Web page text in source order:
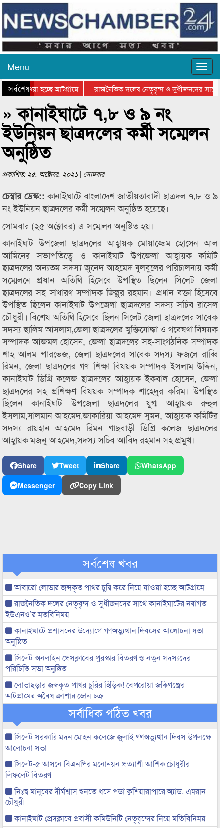
Menu
সর্বশেষ
যাওয়া হচ্ছে আটগ্রামে
রাজনৈতিক দলের নেতৃবৃন্দ ও সুধীজনদের সাথে
পুরস্কার বিতরণ সম্পন্ন
» কানাইঘাটে ৭,৮ ও ৯ নং
ইউনিয়ন ছাত্রদলের কর্মী সম্মেলন
অনুষ্ঠিত
প্রকাশিত: ২৫. অক্টোবর. ২০২১ | সোমবার
চেম্বার ডেস্ক::কানাইঘাটে বাংলাদেশ জাতীয়তাবাদী ছাত্রদল ৭,৮ ও ৯
নং ইউনিয়ন ছাত্রদলের কর্মী সম্মেলন অনুষ্ঠিত হয়েছে।
সোমবার (২৫ অক্টোবর) এ সম্মেলন অনুষ্টিত হয়।
কানাইঘাট উপজেলা ছাত্রদলের আহ্বায়ক মোয়াজ্জেম হোসেন আল
আমিনের সভাপতিত্বে ও কানাইঘাট উপজেলা আহ্বায়ক কমিটি
ছাত্রদলের অন্যতম সদস্য জুনেদ আহমেদ বুলবুলের পরিচালনায় কর্মী
সম্মেলনে প্রধান অতিথি হিসেবে উপস্থিত ছিলেন সিলেট জেলা
ছাত্রদলের সহ সাধারণ সম্পাদক জিল্লুর রহমান। প্রধান বক্তা হিসেবে
উপস্থিত ছিলেন কানাইঘাট উপজেলা ছাত্রদলের সদস্য সচিব রাসেল
চৌধুরী। বিশেষ অতিথি হিসেবে ছিলন সিলেট জেলা ছাত্রদলের সাবেক
সদস্য ছালিম আসলাম,জেলা ছাত্রদলের মুক্তিযোদ্ধা ও গবেষণা বিষয়ক
সম্পাদক আজমল হোসেন, জেলা ছাত্রদলের সহ-সাংগঠনিক সম্পাদক
শাহ আলম পারভেজ, জেলা ছাত্রদলের সাবেক সদস্য ফজলে রাব্বি
রিমন, জেলা ছাত্রদলের গণ শিক্ষা বিষয়ক সম্পাদক ইসলাম উদ্দিন,
কানাইঘাট ডিগ্রি কলেজ ছাত্রদলের আহ্বায়ক ইকবাল হোসেন, জেলা
ছাত্রদলের সহ প্রশিক্ষণ বিষয়ক সম্পাদক শাহেদুর করিম। উপস্থিত
ছিলেন কানাইঘাট উপজেলা ছাত্রদলের যুগ্ম আহ্বায়ক রুহুল
ইসলাম,সালমান আহমেদ,জাকারিয়া আহমেদ সুমন, আহ্বায়ক কমিটির
সদস্য রায়হান আহমেদ রিমন গাছবাড়ী ডিগ্রি কলেজ ছাত্রদলের
আহ্বায়ক মজনু আহমেদ,সদস্য সচিব আবিদ রহমান সহ প্রমুখ।
Share Tweet Share
WhatsApp
Messenger
Copy Link
সর্বশেষ খবর
আবারো লোভার জব্দকৃত পাথর চুরি করে নিয়ে যাওয়া হচ্ছে আটগ্রামে
রাজনৈতিক দলের নেতৃবৃন্দ ও সুধীজনদের সাথে কানাইঘাটের নবাগত
ইউএনও’র মতবিনিময়
কানাইঘাটে প্রশাসনের উদ্যোগে গণঅভ্যুত্থান দিবসের আলোচনা সভা
অনুষ্ঠিত
সিলেট অনলাইন প্রেসক্লাবের পুরস্কার বিতরণ ও নতুন সদস্যদের
পরিচিতি সভা অনুষ্ঠিত
লোভাছড়ার জব্দকৃত পাথর চুরির হিড়িক! বেপরোয়া জকিগঞ্জের
আটগ্রামের অবৈধ ক্রাশার জোন চক্র
সর্বাধিক পঠিত খবর
সিলেট সরকারি মদন মোহন কলেজে জুলাই গণঅভ্যুত্থান দিবস উপলক্ষে
আলোচনা সভা
সিলেট-৫ আসনে বিএনপির মনোনয়ন প্রত্যাশী আশিক চৌধুরীর
লিফলেট বিতরণ
নিঃস্ব মানুষের দীর্ঘশ্বাস শুনতে ধসে পড়া কুশিয়ারাপারে অ্যাড. এমরান
চৌধুরী
কানাইঘাট প্রেসক্লাবে প্রবাসী কমিউনিটি নেতৃবৃন্দের নিয়ে মতিবিনিময়